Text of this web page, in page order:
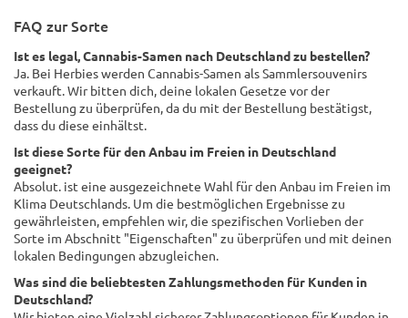
FAQ zur Sorte
Ist es legal, Cannabis-Samen nach Deutschland zu bestellen?
Ja. Bei Herbies werden Cannabis-Samen als Sammlersouvenirs
verkauft. Wir bitten dich, deine lokalen Gesetze vor der
Bestellung zu überprüfen, da du mit der Bestellung bestätigst,
dass du diese einhältst.
Ist diese Sorte für den Anbau im Freien in Deutschland
geeignet?
Absolut. ist eine ausgezeichnete Wahl für den Anbau im Freien im
Klima Deutschlands. Um die bestmöglichen Ergebnisse zu
gewährleisten, empfehlen wir, die spezifischen Vorlieben der
Sorte im Abschnitt "Eigenschaften" zu überprüfen und mit deinen
lokalen Bedingungen abzugleichen.
Was sind die beliebtesten Zahlungsmethoden für Kunden in
Deutschland?